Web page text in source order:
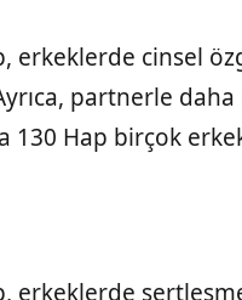
erkeklerde cinsel
partnerle
130 Hap birçok
erkeklerde